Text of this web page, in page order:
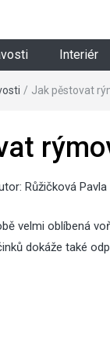
Interiér
/ Jak pěstovat
Růžičková Pavla
velmi oblíbená
dokáže také